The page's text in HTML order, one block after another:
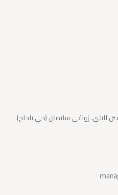
الباي، زواغي سليمان (حي بلحاج)،